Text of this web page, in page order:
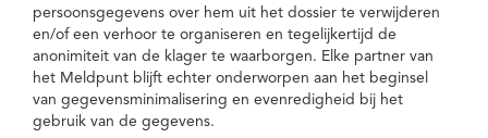
persoonsgegevens over hem uit het dossier te verwijderen
en/of een verhoor te organiseren en tegelijkertijd de
anonimiteit van de klager te waarborgen. Elke partner van
het Meldpunt blijft echter onderworpen aan het beginsel
van gegevensminimalisering en evenredigheid bij het
gebruik van de gegevens.